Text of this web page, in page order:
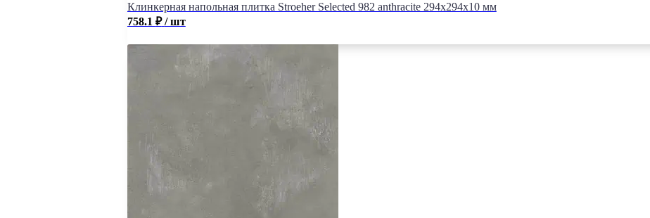
Клинкерная напольная плитка Stroeher Selected 982 anthracite 294х294х10 мм
758.1 ₽ / шт